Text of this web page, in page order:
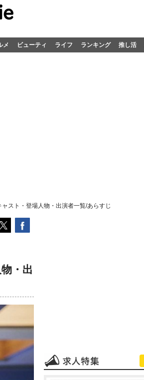
メ ビューティ ライフ ランキング 推し活
スト・登場人物・出演者一覧/あらすじ
・出